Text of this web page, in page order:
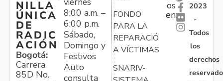
NILLA
ÚNICA
DE
RADIC
ACIÓN
Bogotá:
Carrera
85D No.
8:00 a.m. –
6:00 p.m.
Sábado,
Domingo y
Festivos
Auto
consulta
FONDO
PARA LA
REPARACIÓN
A VÍCTIMAS
SNARIV-
os
en:
2023
-
Todos
los
derechos